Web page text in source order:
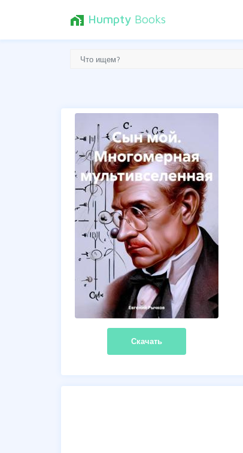
home_work Humpty Books
Скачать